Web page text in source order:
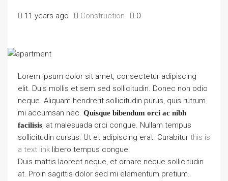
11 years ago Construction 0
Lorem ipsum dolor sit amet, consectetur adipiscing
elit. Duis mollis et sem sed sollicitudin. Donec non odio
neque. Aliquam hendrerit sollicitudin purus, quis rutrum
mi accumsan nec. Quisque bibendum orci ac nibh
facilisis, at malesuada orci congue. Nullam tempus
sollicitudin cursus. Ut et adipiscing erat. Curabitur this is
a text link libero tempus congue.
Duis mattis laoreet neque, et ornare neque sollicitudin
at. Proin sagittis dolor sed mi elementum pretium.